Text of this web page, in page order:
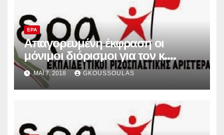
ΕΡΑ
Απαγορευμένη έκφραση οι
μόνιμοι διόρισμοι για τον κ.
Μητσοτάκη…
ΜΆΙ 7, 2018 GKOUSSOULAS